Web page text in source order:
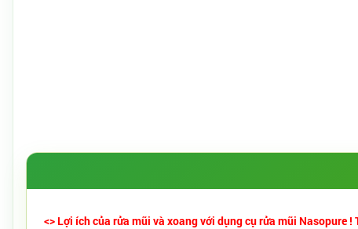
<> Lợi ích của rửa mũi và xoang với dụng cụ rửa mũi Nasopure